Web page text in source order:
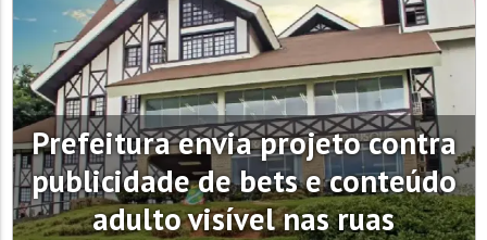
Prefeitura envia projeto contra
publicidade de bets e conteúdo
adulto visível nas ruas